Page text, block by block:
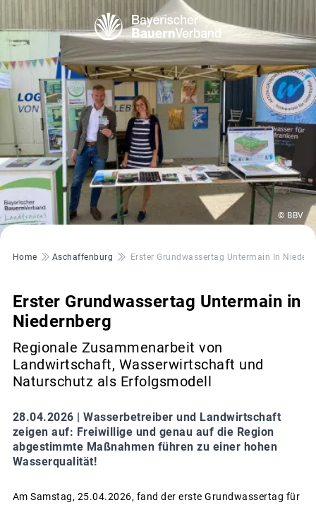
© BBV
Pfadnavigation
Home Aschaffenburg Erster Grundwassertag Untermain In
Erster Grundwassertag Untermain in
Niedernberg
Regionale Zusammenarbeit von
Landwirtschaft, Wasserwirtschaft und
Naturschutz als Erfolgsmodell
28.04.2026 | Wasserbetreiber und Landwirtschaft
zeigen auf: Freiwillige und genau auf die Region
abgestimmte Maßnahmen führen zu einer hohen
Wasserqualität!
Am Samstag, 25.04.2026, fand der erste Grundwassertag für